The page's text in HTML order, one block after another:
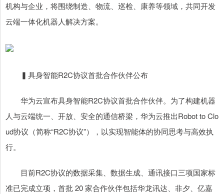
机构与企业，将围绕制造、物流、巡检、康养等领域，共同开发
云端一体化机器人解决方案。
▍具身智能R2C协议首批合作伙伴公布
华为云宣布具身智能R2C协议首批合作伙伴。为了构建机器
人与云端统一、开放、安全的通信桥梁，华为云推出Robot to Clo
ud协议（简称“R2C协议”），以实现智能体的协同思考与高效执
行。
目前R2C协议的数据采集、数据生成、通讯接口三项国家标
准已完成立项，首批 20 家合作伙伴包括华龙讯达、非夕、亿嘉